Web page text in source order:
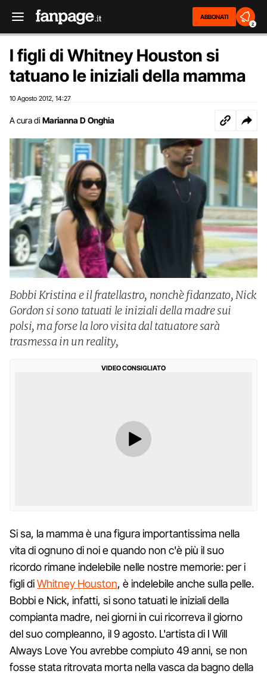
ABBONATI
2
I figli di Whitney Houston si
tatuano le iniziali della mamma
10 Agosto 2012 14:27
A cura di Marianna D Onghia
Bobbi Kristina e il fratellastro, nonchè fidanzato, Nick
Gordon si sono tatuati le iniziali della madre sui
polsi, ma forse la loro visita dal tatuatore sarà
trasmessa in un reality,
VIDEO CONSIGLIATO
Si sa, la mamma è una figura importantissima nella
vita di ognuno di noi e quando non c'è più il suo
ricordo rimane indelebile nelle nostre memorie: per i
figli diWhitney Houston, è indelebile anche sulla pelle.
Bobbi e Nick, infatti, si sono tatuati le iniziali della
compianta madre, nei giorni in cui ricorreva il giorno
del suo compleanno, il 9 agosto. L'artista di I Will
Always Love You avrebbe compiuto 49 anni, se non
fosse stata ritrovata morta nella vasca da bagno della